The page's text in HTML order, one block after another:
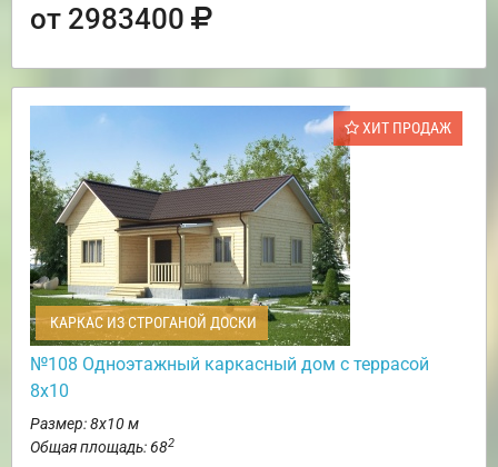
от 2983400
ХИТ ПРОДАЖ
КАРКАС ИЗ СТРОГАНОЙ ДОСКИ
№108 Одноэтажный каркасный дом с террасой
8х10
Размер: 8х10 м
Общая площадь: 682